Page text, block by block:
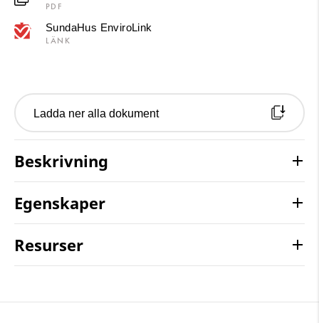
PDF
SundaHus EnviroLink
LÄNK
Ladda ner alla dokument
Beskrivning
Egenskaper
Resurser